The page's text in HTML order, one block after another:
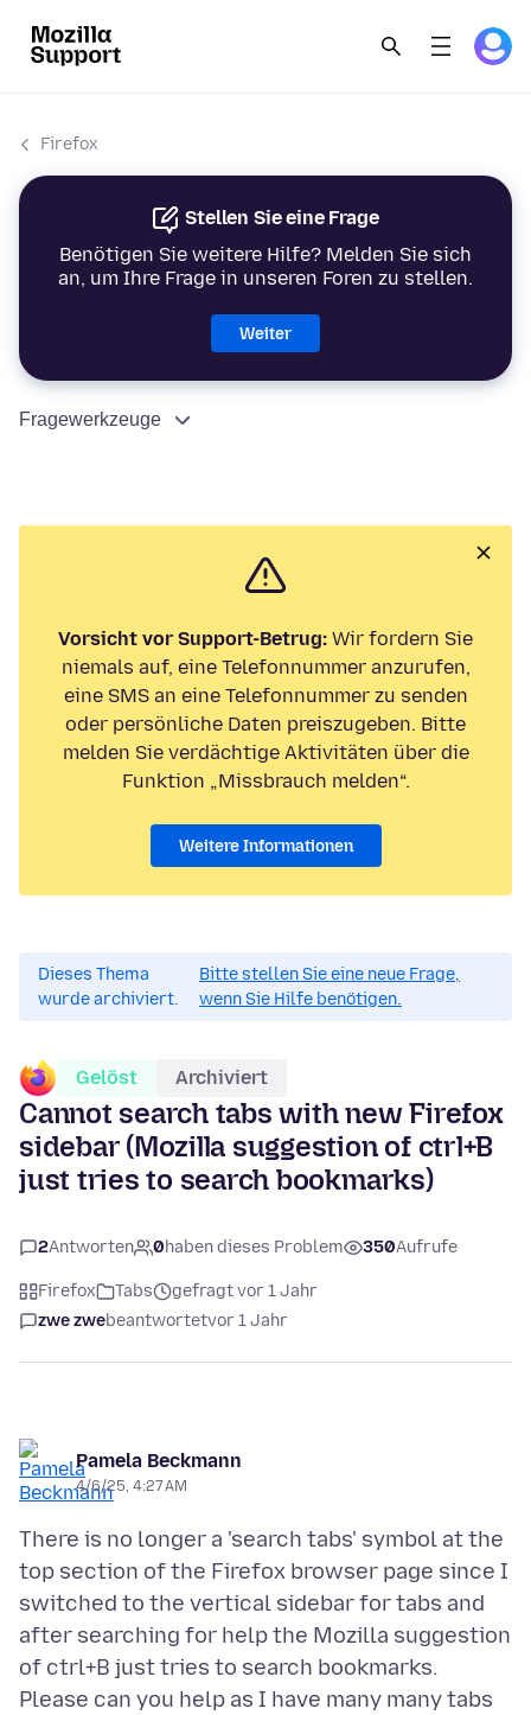
Firefox
Stellen Sie eine Frage
Benötigen Sie weitere Hilfe? Melden Sie sich
an, um Ihre Frage in unseren Foren zu stellen.
Weiter
Fragewerkzeuge
Vorsicht vor Support-Betrug: Wir fordern Sie
niemals auf, eine Telefonnummer anzurufen,
eine SMS an eine Telefonnummer zu senden
oder persönliche Daten preiszugeben. Bitte
melden Sie verdächtige Aktivitäten über die
Funktion „Missbrauch melden“.
Weitere Informationen
Dieses Thema
wurde archiviert.
Bitte stellen Sie eine neue Frage,
wenn Sie Hilfe benötigen.
Gelöst Archiviert
Cannot search tabs with new Firefox
sidebar (Mozilla suggestion of ctrl+B
just tries to search bookmarks)
2Antworten 0haben dieses Problem 350Aufrufe
Firefox Tabs
gefragt vor 1 Jahr
zwe zwebeantwortetvor 1 Jahr
Pamela Beckmann
4/6/25, 4:27 AM
There is no longer a 'search tabs' symbol at the
top section of the Firefox browser page since I
switched to the vertical sidebar for tabs and
after searching for help the Mozilla suggestion
of ctrl+B just tries to search bookmarks.
Please can you help as I have many many tabs